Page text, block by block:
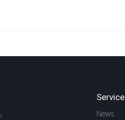
Service
News